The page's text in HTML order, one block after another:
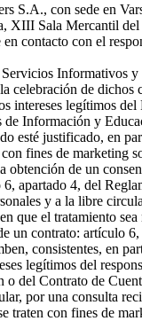
S.A., con sede en
XIII Sala Mercantil
contacto con el
celebración de
intereses legítimos
Información y
esté justificado, en
fines de
obtención de un
apartado 4, del
y a la libre
que el tratamiento
contrato: artículo
consistentes, en
legítimos del
del Contrato de
por una consulta
traten con fines de